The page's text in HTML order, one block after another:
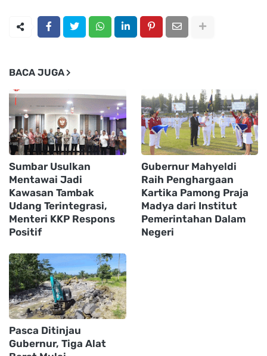
BACA JUGA
Sumbar Usulkan
Mentawai Jadi
Kawasan Tambak
Udang Terintegrasi,
Menteri KKP Respons
Positif
Gubernur Mahyeldi
Raih Penghargaan
Kartika Pamong Praja
Madya dari Institut
Pemerintahan Dalam
Negeri
Pasca Ditinjau
Gubernur, Tiga Alat